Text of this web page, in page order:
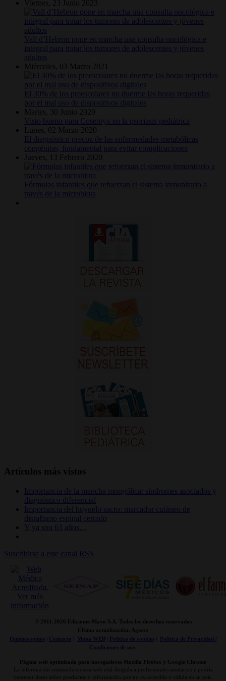
Viernes, 23 Junio 2023
Vall d’Hebron pone en marcha una consulta oncológica e
integral para tratar los tumores de adolescentes y jóvenes
adultos
Miércoles, 03 Marzo 2021
El 30% de los preescolares no duerme las horas requeridas
por el mal uso de dispositivos digitales
Martes, 30 Junio 2020
Visto bueno para Cosentyx en la psoriasis pediátrica
Lunes, 02 Marzo 2020
El diagnóstico precoz de las enfermedades metabólicas
congénitas, fundamental para evitar complicaciones
Jueves, 13 Febrero 2020
Fórmulas infantiles que refuerzan el sistema inmunitario a
través de la microbiota
Artículos más vistos
Importancia de la mancha mongólica: síndromes asociados y
diagnóstico diferencial
Importancia del hoyuelo sacro: marcador cutáneo de
disrafismo espinal cerrado
Y ya son 63 años…
Suscribirse a este canal RSS
© 2011- 2026 Ediciones Mayo S.A. Todos los derechos reservados
Última actualización: Agosto
Quienes somos| Contacto Mapa WEB| Politica de cookies|
Politica de Privacidad /
Condiciones de uso
Página web optimizada para navegadores Mozilla Firefox y Google Chrome
La información contenida en esta web está dirigida a profesionales sanitarios y podría
contener datos sobre productos o información que no es accesible o válida en su país.